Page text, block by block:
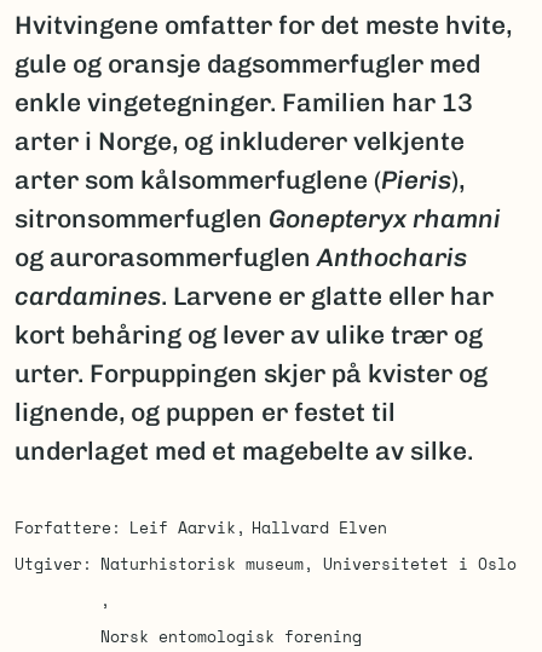
Hvitvingene omfatter for det meste hvite,
gule og oransje dagsommerfugler med
enkle vingetegninger. Familien har 13
arter i Norge, og inkluderer velkjente
arter som kålsommerfuglene (Pieris),
sitronsommerfuglen Gonepteryx rhamni
og aurorasommerfuglenAnthocharis
cardamines. Larvene er glatte eller har
kort behåring og lever av ulike trær og
urter. Forpuppingen skjer på kvister og
lignende, og puppen er festet til
underlaget med et magebelte av silke.
Forfattere Leif Aarvik
Hallvard Elven
Utgiver
Naturhistorisk museum, Universitetet i Oslo
Norsk entomologisk forening